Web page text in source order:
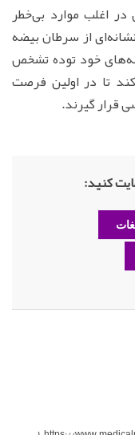
اغلب موارد بی‌خطر
از سرطان بیضه
خود توده تشخص
تا در اولین فرصت
قرار گیرند.
کنید: